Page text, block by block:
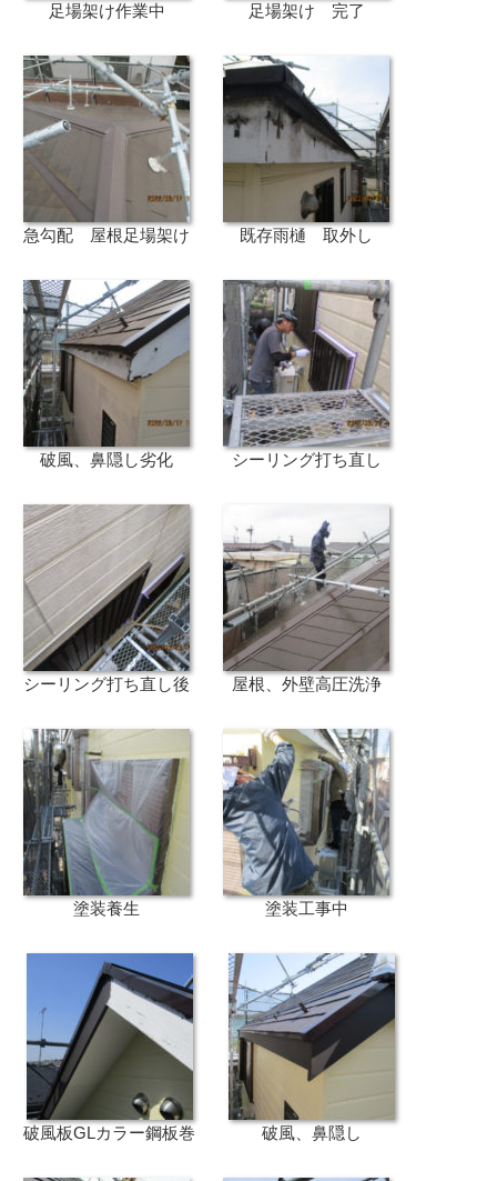
足場架け作業中 足場架け 完了
急勾配 屋根足場架け 既存雨樋 取外し
破風、鼻隠し劣化 シーリング打ち直し
シーリング打ち直し後 屋根、外壁高圧洗浄
塗装養生 塗装工事中
破風板GLカラー鋼板巻 破風、鼻隠し